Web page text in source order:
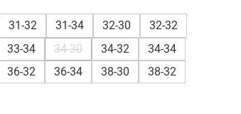
31-32 31-34 32-30
32-32
33-34 34-30
(Diese Option ist zurzeit nicht
34-32
34-34
36-32 36-34 38-30
38-32